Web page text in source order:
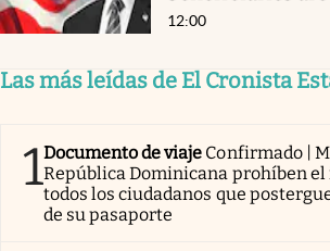
12:00
Las más leídas de El Cronista
1Documento de viaje Confirmado |
República Dominicana prohíben el
todos los ciudadanos que
de su pasaporte